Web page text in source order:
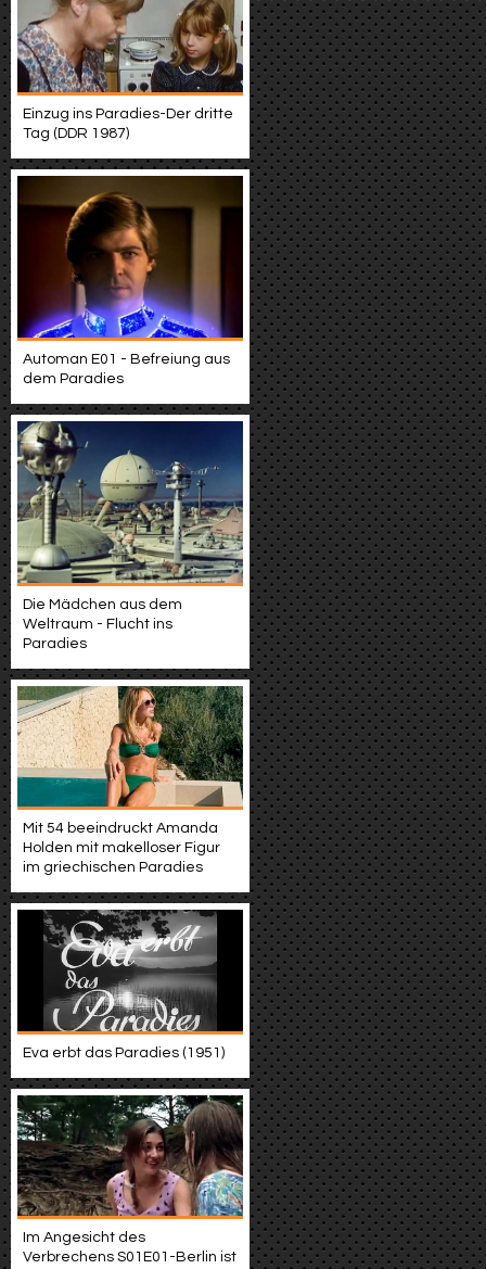
Einzug ins Paradies-Der dritte
Tag (DDR 1987)
Automan E01 - Befreiung aus
dem Paradies
Die Mädchen aus dem
Weltraum - Flucht ins
Paradies
Mit 54 beeindruckt Amanda
Holden mit makelloser Figur
im griechischen Paradies
Eva erbt das Paradies (1951)
Im Angesicht des
Verbrechens S01E01-Berlin ist